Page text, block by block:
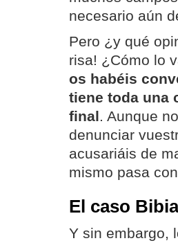
necesario aún
Pero ¿y qué
risa! ¿Cómo lo
os habéis
tiene toda una
final. Aunque
denunciar
acusariáis de
mismo pasa
El caso
Y sin embargo,